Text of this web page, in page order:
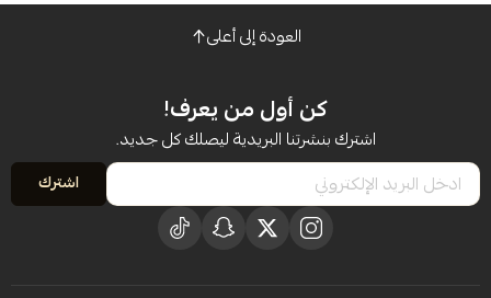
العودة إلى أعلى
كن أول من يعرف!
اشترك بنشرتنا البريدية ليصلك كل جديد.
اشترك